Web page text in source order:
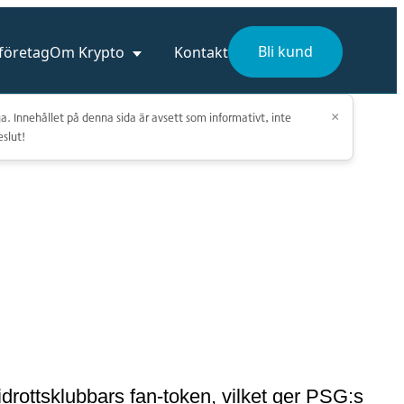
Om Krypto Kontakt Bli kund
Innehållet på denna sida är avsett som informativt, inte
×
fan-token, vilket ger PSG:s